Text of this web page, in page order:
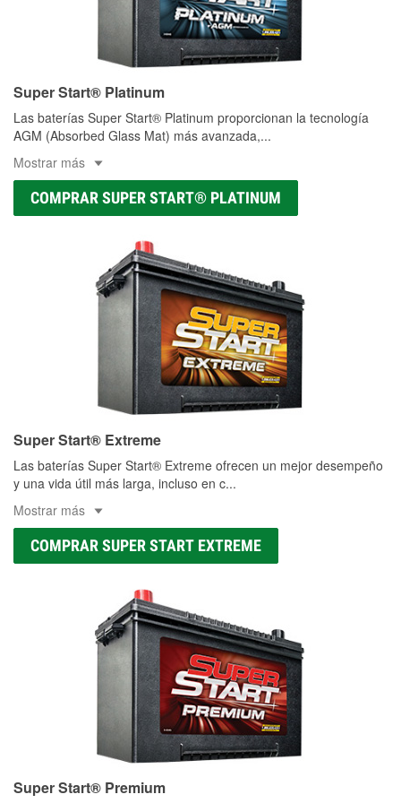
Super Start® Platinum
Las baterías Super Start® Platinum proporcionan la tecnología
AGM (Absorbed Glass Mat) más avanzada,...
Mostrar más
COMPRAR SUPER START® PLATINUM
Super Start® Extreme
Las baterías Super Start® Extreme ofrecen un mejor desempeño
y una vida útil más larga, incluso en c...
Mostrar más
COMPRAR SUPER START EXTREME
Super Start® Premium